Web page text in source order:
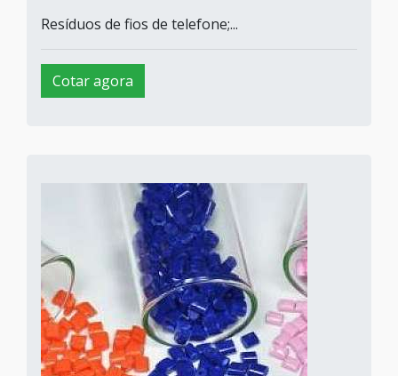
Resíduos de fios de telefone;...
Cotar agora